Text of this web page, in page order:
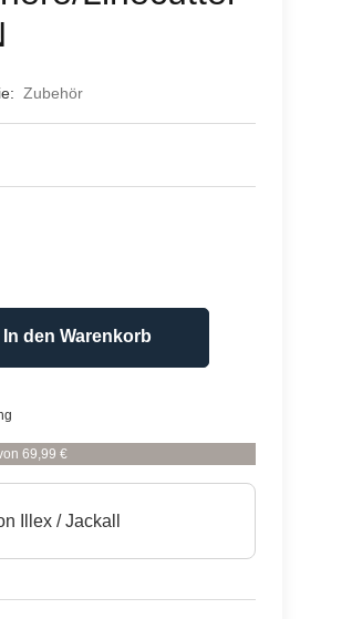
Zubehör
In den Warenkorb
69,99 €
Illex / Jackall